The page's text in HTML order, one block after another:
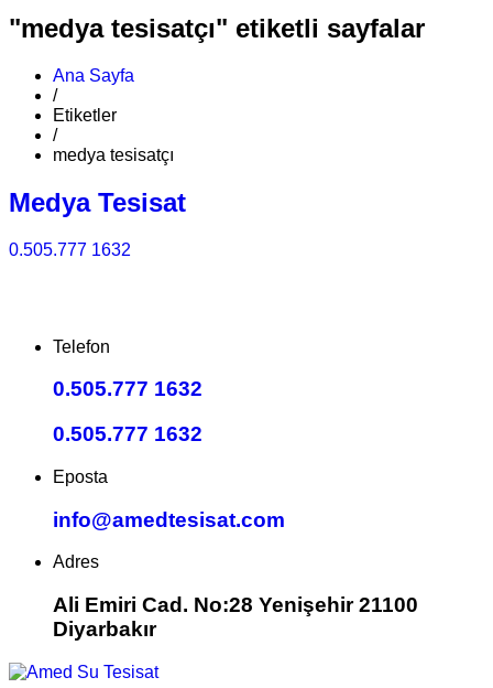
"medya tesisatçı" etiketli sayfalar
Ana Sayfa
/
Etiketler
/
medya tesisatçı
Medya Tesisat
0.505.777 1632
Telefon
0.505.777 1632
0.505.777 1632
Eposta
info@amedtesisat.com
Adres
Ali Emiri Cad. No:28 Yenişehir 21100
Diyarbakır